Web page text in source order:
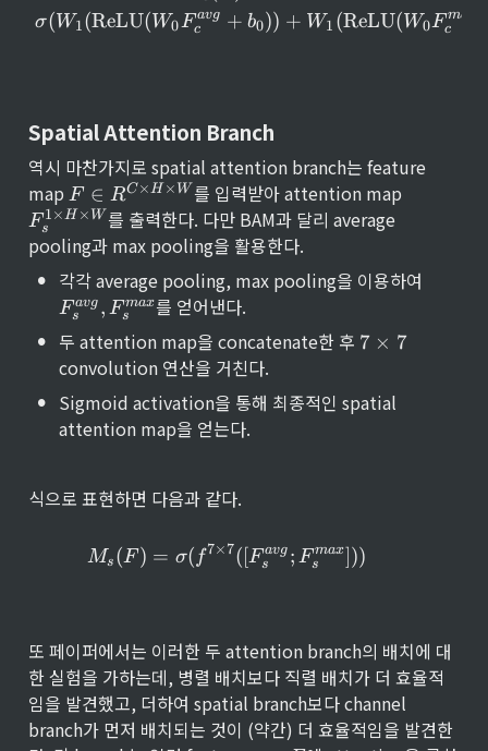
σ(W1(ReLU(W0Fc
avg + b0)) + W1 (ReLU(W0Fc
ma
Spatial Attention Branch
역시 마찬가지로 spatial attention branch는 feature
map F
\i
R
^{
C
\t
i
m
es
H
\t
i
W
F ∈ RC×H× W 를 입력받아 attention map
\t
i
es
Fs
1×H× W 를 출력한다. 다만 BAM과 달리 average
pooling과 max pooling을 활용한다.
• 각각 average pooling, max pooling을 이용하여
Fs
avg , Fs
max를 얻어낸다.
• 두 attention map을 concatenate한 후 7
es
7 × 7
convolution 연산을 거친다.
• Sigmoid activation을 통해 최종적인 spatial
attention map을 얻는다.
식으로 표현하면 다음과 같다.
M_s(F) = \sigma{( f^{7
Ms (F) = σ( f7×7([Fs
avg ; Fs
max]))
또 페이퍼에서는 이러한 두 attention branch의 배치에 대
한 실험을 가하는데, 병렬 배치보다 직렬 배치가 더 효율적
임을 발견했고, 더하여 spatial branch보다 channel
branch가 먼저 배치되는 것이 (약간) 더 효율적임을 발견한